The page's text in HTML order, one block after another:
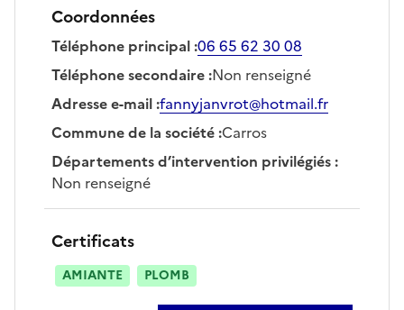
Coordonnées
Téléphone principal:06 65 62 30 08
Téléphone secondaire:Non renseigné
Adresse e-mail:fannyjanvrot@hotmail.fr
Commune de la société:Carros
Départements d’intervention privilégiés:
Non renseigné
Certificats
AMIANTE PLOMB